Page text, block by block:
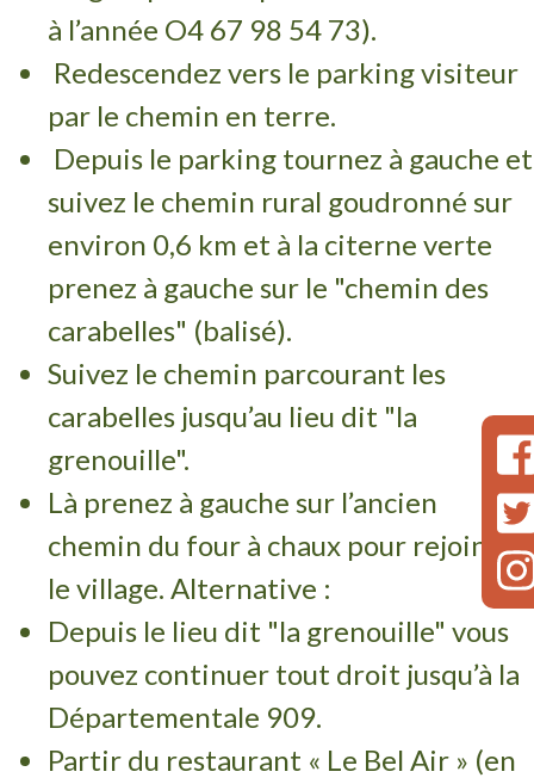
à l’année O4 67 98 54 73).
Redescendez vers le parking visiteur
par le chemin en terre.
Depuis le parking tournez à gauche et
suivez le chemin rural goudronné sur
environ 0,6 km et à la citerne verte
prenez à gauche sur le "chemin des
carabelles" (balisé).
Suivez le chemin parcourant les
carabelles jusqu’au lieu dit "la
grenouille".
Là prenez à gauche sur l’ancien
chemin du four à chaux pour rejoindre
le village. Alternative :
Depuis le lieu dit "la grenouille" vous
pouvez continuer tout droit jusqu’à la
Départementale 909.
Partir du restaurant « Le Bel Air » (en